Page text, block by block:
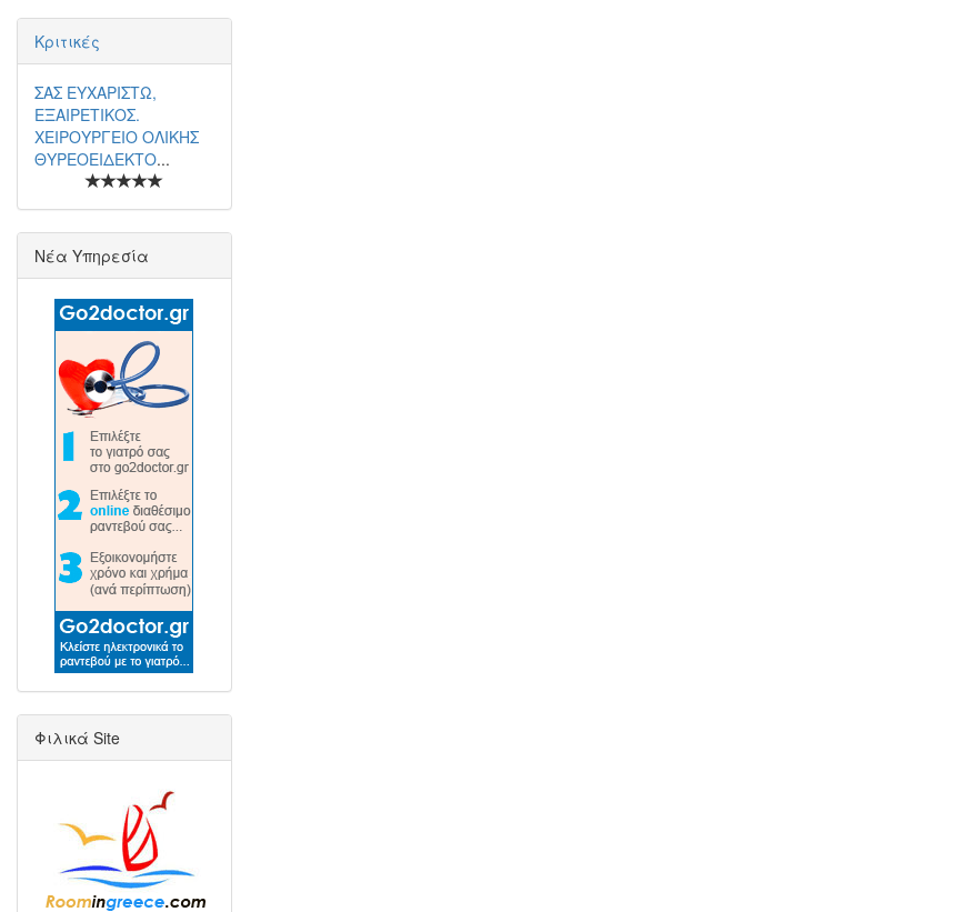
Κριτικές
ΣΑΣ ΕΥΧΑΡΙΣΤΩ,
ΕΞΑΙΡΕΤΙΚΟΣ.
ΧΕΙΡΟΥΡΓΕΙΟ ΟΛΙΚΗΣ
ΘΥΡΕΟΕΙΔΕΚΤΟ...
Νέα Υπηρεσία
Φιλικά Site